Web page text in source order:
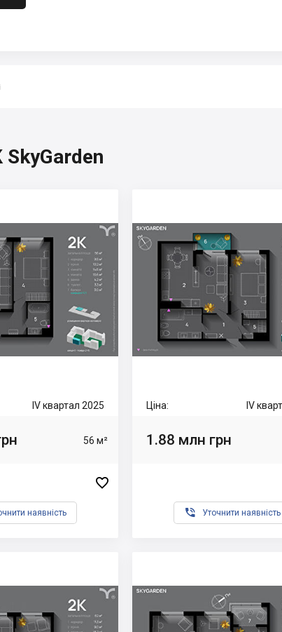
SkyGarden
IV квартал 2025
56 м²

наявність
Ціна: IV
1.88 млн грн
 Уточнити наявність